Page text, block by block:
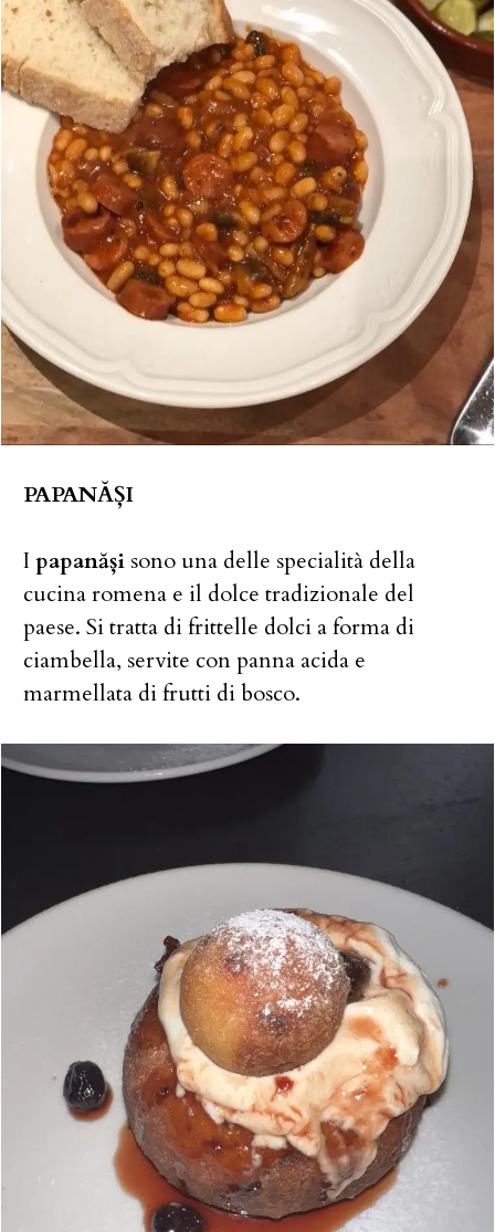
PAPANĂȘI
I papanăși sono una delle specialità della
cucina romena e il dolce tradizionale del
paese. Si tratta di frittelle dolci a forma di
ciambella, servite con panna acida e
marmellata di frutti di bosco.